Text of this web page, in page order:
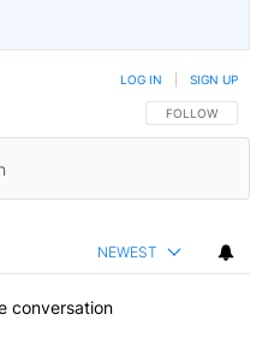
FOLLOW THIS
FOLLOW
LOG IN SIGN UP
NEWEST
conversation